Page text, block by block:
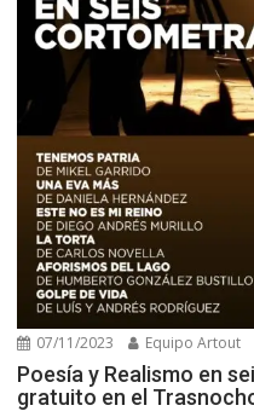
07/11/2023 Equipo Artout
Poesía y Realismo en
gratuito en el